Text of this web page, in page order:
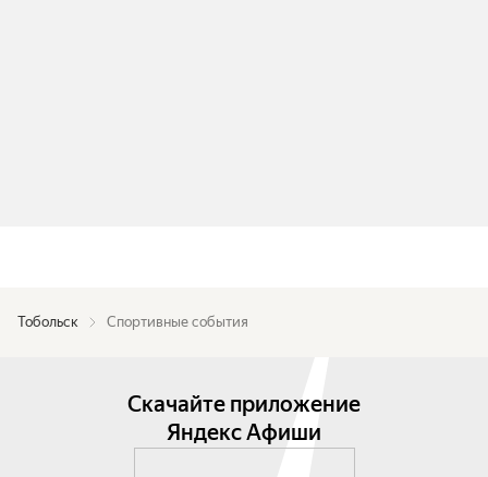
Тобольск Спортивные события
Скачайте приложение
Яндекс Афиши